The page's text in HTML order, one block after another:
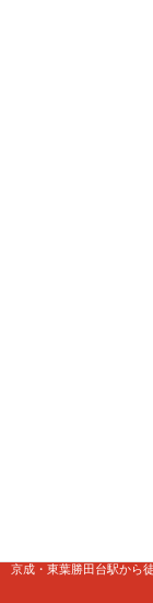
京成・東葉勝田台駅から